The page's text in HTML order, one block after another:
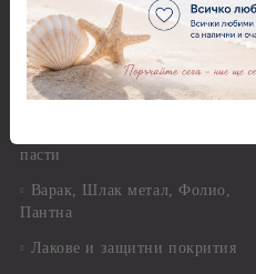
Декупажна хартия - Други
Антични пасти
Вакс пасти
пасти
Варак, Шлак метал, Фолио,
Пантна
Лакове и защитни покрития